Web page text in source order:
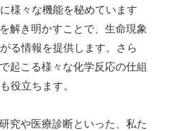
様々な機能を秘めています
解き明かすことで、生命現象
る情報を提供します。さら
起こる様々な化学反応の仕組
役立ちます。
究や医療診断といった、私た